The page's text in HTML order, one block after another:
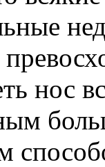
нос